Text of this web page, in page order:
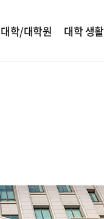
대학/대학원 대학 생활